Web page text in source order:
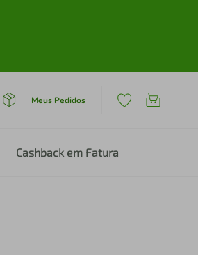
Meus Pedidos
Cashback em Fatura